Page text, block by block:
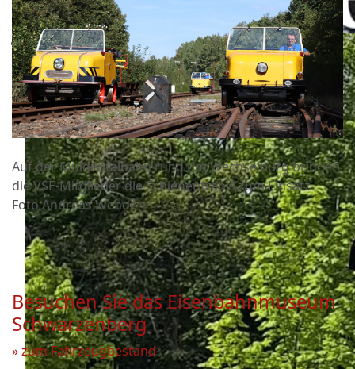
Auf der Muldentalbahn rund um Wechselburg bringen
die VSE-Mitglieder die Schienentrabis zum Einsatz.
Foto Andreas Wende
Besuchen Sie das Eisenbahnmuseum
Schwarzenberg
» zum Fahrzeugbestand